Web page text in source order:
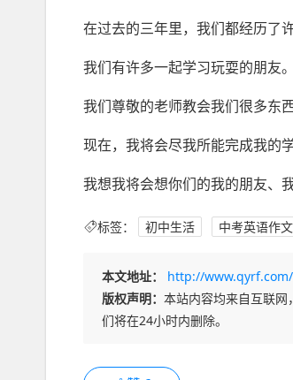
在过去的三年里，我们都经历了许
我们有许多一起学习玩耍的朋友。
我们尊敬的老师教会我们很多东
现在，我将会尽我所能完成我的
我想我将会想你们的我的朋友、
标签： 初中生活 中考英语作文
本文地址：
http://
版权声明： 本站内容均来自互联
们将在24小时内删除。